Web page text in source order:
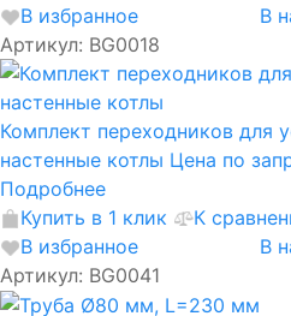
В избранное
В
Артикул: BG0018
Комплект переходников для
настенные котлы Цена по
Подробнее
Купить в 1 клик
К
В избранное
В
Артикул: BG0041